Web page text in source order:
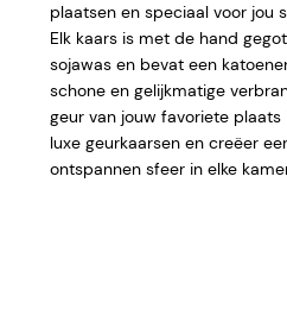
plaatsen en speciaal voor jou
Elk kaars is met de hand
sojawas en bevat een
schone en gelijkmatige
geur van jouw favoriete plaats
luxe geurkaarsen en creëer
ontspannen sfeer in elke